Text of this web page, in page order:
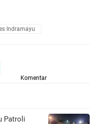
Indramayu
Komentar
Patroli